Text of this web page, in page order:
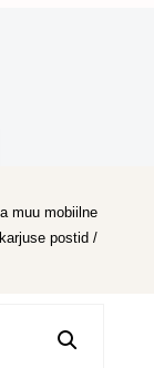
muu mobiilne
postid /